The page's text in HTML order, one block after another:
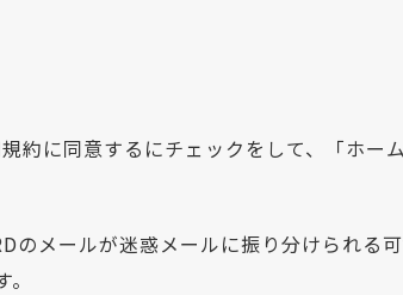
に同意するにチェックをして、「ホー
メールが迷惑メールに振り分けられる